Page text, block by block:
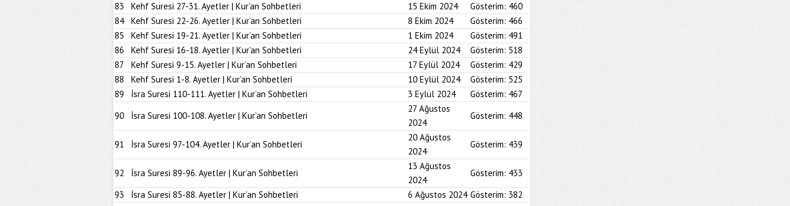
83
Kehf Suresi 27-31. Ayetler | Kur’an Sohbetleri 15 Ekim 2024 Gösterim: 460
84
Kehf Suresi 22-26. Ayetler | Kur’an Sohbetleri 8 Ekim 2024 Gösterim: 466
85
Kehf Suresi 19-21. Ayetler | Kur’an Sohbetleri 1 Ekim 2024 Gösterim: 491
86
Kehf Suresi 16-18. Ayetler | Kur’an Sohbetleri 24 Eylül 2024 Gösterim: 518
87
Kehf Suresi 9-15. Ayetler | Kur’an Sohbetleri 17 Eylül 2024 Gösterim: 429
88
Kehf Suresi 1-8. Ayetler | Kur’an Sohbetleri 10 Eylül 2024 Gösterim: 525
89
İsra Suresi 110-111. Ayetler | Kur’an Sohbetleri 3 Eylül 2024 Gösterim: 467
90
İsra Suresi 100-108. Ayetler | Kur’an Sohbetleri
27 Ağustos
2024
Gösterim: 448
91 İsra Suresi 97-104. Ayetler | Kur’an Sohbetleri
20 Ağustos
2024
Gösterim: 439
92 İsra Suresi 89-96. Ayetler | Kur’an Sohbetleri
13 Ağustos
2024
Gösterim: 433
93
İsra Suresi 85-88. Ayetler | Kur’an Sohbetleri 6 Ağustos 2024 Gösterim: 382